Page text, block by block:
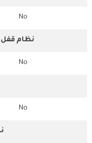
No
نظام قفل
No
No